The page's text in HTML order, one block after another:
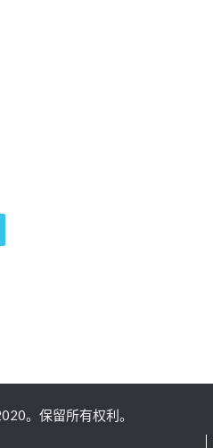
。保留所有权利。